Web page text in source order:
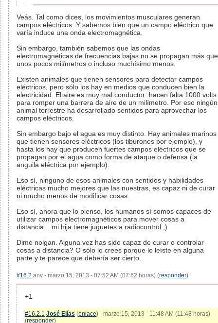
Veás. Tal como dices, los movimientos musculares generan
campos eléctricos. Y sabemos bien que un campo eléctrico que
varía induce una onda electromagnética.
Sin embargo, también sabemos que las ondas
electromagnéticas de frecuencias bajas no se propagan más que
unos pocos milímetros o incluso muchísimo menos.
Existen animales que tienen sensores para detectar campos
eléctricos, pero sólo los hay en medios que conducen bien la
electricidad. El aire es muy mal conductor: hacen falta 1000 volts
para romper una barrera de aire de un milímetro. Por eso ningún
animal terrestre ha desarrollado sentidos para aprovechar los
campos eléctricos.
Sin embargo bajo el agua es muy distinto. Hay animales marinos
que tienen sensores eléctricos (los tiburones por ejemplo), y
hasta los hay que producen fuertes campos eléctricos que se
propagan por el agua como forma de ataque o defensa (la
anguila eléctrica por ejemplo).
Eso sí, ninguno de esos animales con sentidos y habilidades
eléctricas mucho mejores que las nuestras, es capaz ni de curar
ni mucho menos de modificar cosas.
Eso sí, ahora que lo pienso, los humanos sí somos capaces de
utilizar campos electromagnéticos para mover cosas a
distancia... mi hija tiene juguetes a radiocontrol ;)
Dime nolgan. Alguna vez has sido capaz de curar o controlar
cosas a distancia? O sólo lo crees porque lo leíste en alguna
parte y te parece que debería ser cierto.
#16.2 anv - marzo 15, 2013 - 07:52 AM (07:52 horas) (responder)
+1
#16.2.1 José Elías (enlace) - marzo 15, 2013 - 11:48 AM (11:48 horas)
(responder)